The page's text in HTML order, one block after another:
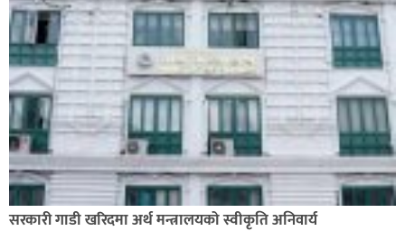
सरकारी गाडी खरिदमा अर्थ मन्त्रालयको स्वीकृति अनिवार्य